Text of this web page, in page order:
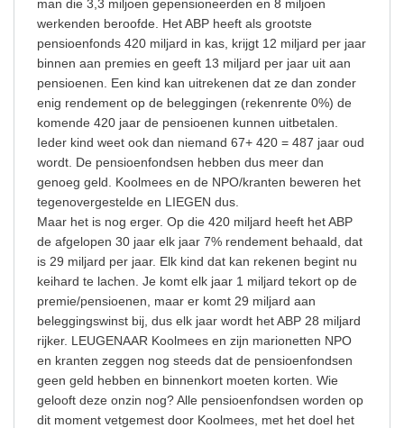
man die 3,3 miljoen gepensioneerden en 8 miljoen
werkenden beroofde. Het ABP heeft als grootste
pensioenfonds 420 miljard in kas, krijgt 12 miljard per jaar
binnen aan premies en geeft 13 miljard per jaar uit aan
pensioenen. Een kind kan uitrekenen dat ze dan zonder
enig rendement op de beleggingen (rekenrente 0%) de
komende 420 jaar de pensioenen kunnen uitbetalen.
Ieder kind weet ook dan niemand 67+ 420 = 487 jaar oud
wordt. De pensioenfondsen hebben dus meer dan
genoeg geld. Koolmees en de NPO/kranten beweren het
tegenovergestelde en LIEGEN dus.
Maar het is nog erger. Op die 420 miljard heeft het ABP
de afgelopen 30 jaar elk jaar 7% rendement behaald, dat
is 29 miljard per jaar. Elk kind dat kan rekenen begint nu
keihard te lachen. Je komt elk jaar 1 miljard tekort op de
premie/pensioenen, maar er komt 29 miljard aan
beleggingswinst bij, dus elk jaar wordt het ABP 28 miljard
rijker. LEUGENAAR Koolmees en zijn marionetten NPO
en kranten zeggen nog steeds dat de pensioenfondsen
geen geld hebben en binnenkort moeten korten. Wie
gelooft deze onzin nog? Alle pensioenfondsen worden op
dit moment vetgemest door Koolmees, met het doel het